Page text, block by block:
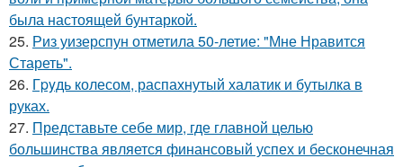
была настоящей бунтаркой.
25. Риз уизерспун отметила 50-летие: "Мне Нравится
Стареть".
26. Гpyдь колесом, распахнутый халатик и бутылка в
руках.
27. Представьте себе мир, где главной целью
большинства является финансовый успех и бесконечная